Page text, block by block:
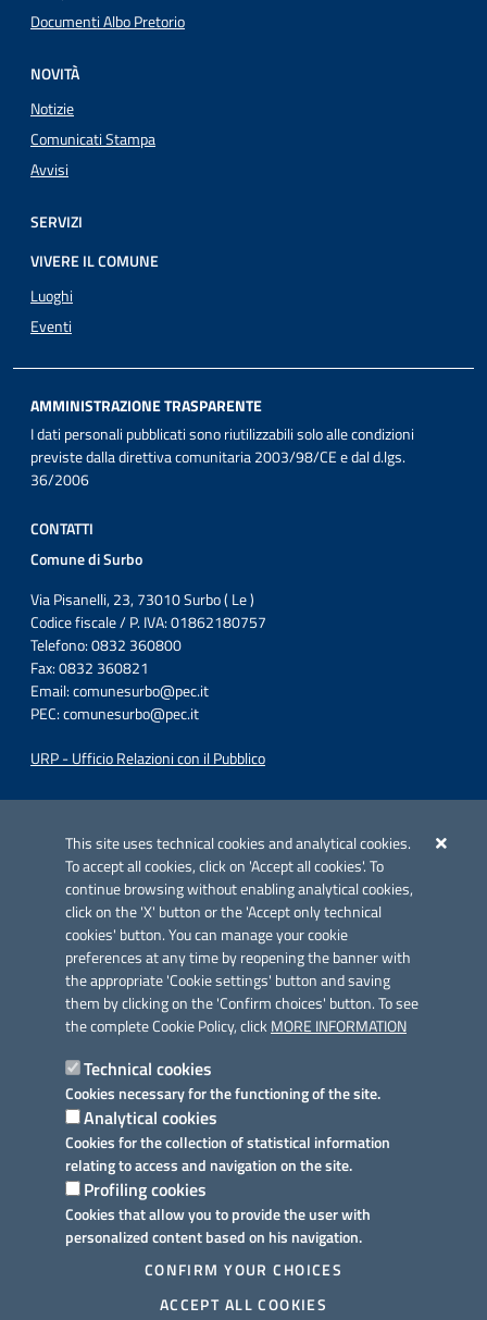
This site uses technical cookies and analytical cookies.
To accept all cookies, click on 'Accept all cookies'. To
continue browsing without enabling analytical cookies,
click on the 'X' button or the 'Accept only technical
cookies' button. You can manage your cookie
preferences at any time by reopening the banner with
the appropriate 'Cookie settings' button and saving
them by clicking on the 'Confirm choices' button. To see
the complete Cookie Policy, clickMORE INFORMATION
Technical cookies
Cookies necessary for the functioning of the site.
Analytical cookies
Cookies for the collection of statistical information
relating to access and navigation on the site.
Profiling cookies
Cookies that allow you to provide the user with
personalized content based on his navigation.
CONFIRM YOUR CHOICES
ACCEPT ALL COOKIES
Documenti Albo Pretorio
NOVITÀ
Notizie
Comunicati Stampa
Avvisi
SERVIZI
VIVERE IL COMUNE
Luoghi
Eventi
AMMINISTRAZIONE TRASPARENTE
I dati personali pubblicati sono riutilizzabili solo alle condizioni
previste dalla direttiva comunitaria 2003/98/CE e dal d.lgs.
36/2006
CONTATTI
Comune di Surbo
Via Pisanelli, 23, 73010 Surbo ( Le )
Codice fiscale / P. IVA: 01862180757
Telefono: 0832 360800
Fax: 0832 360821
Email:comunesurbo@pec.it
PEC:comunesurbo@pec.it
URP - Ufficio Relazioni con il Pubblico
Azione 2.3.
Link utili
Informativa privacy
Dichiarazione di accessibilità
Note legali
Domande frequenti
Richiesta assistenza
Prenotazione appuntamento
Segnalazione disservizio